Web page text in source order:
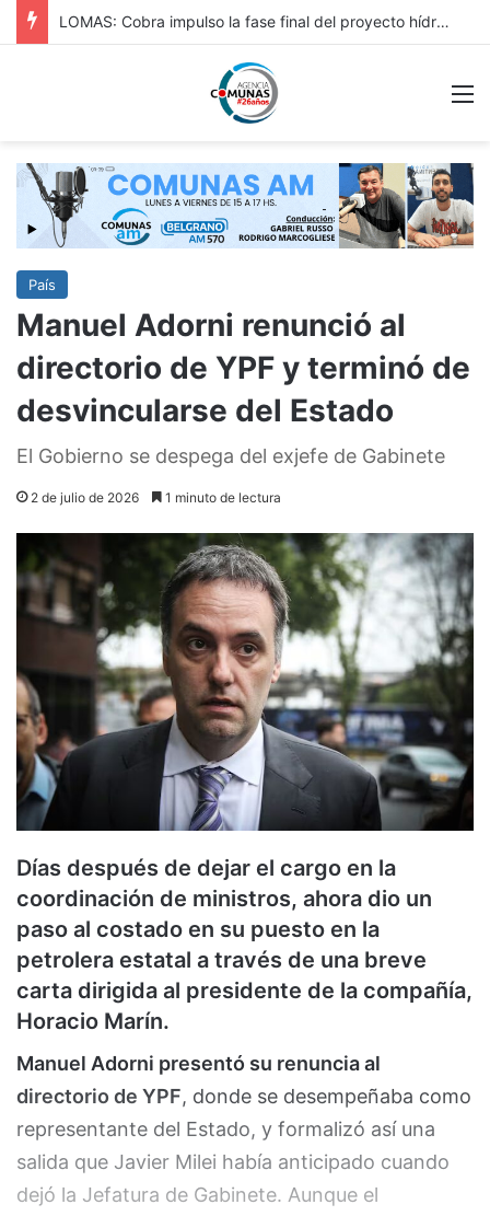
HURLINGAM: IMPORTANTE: REPAVIMENTACIÓN DE VERGARA Y OBRA HIDRÁULICA EN ORIGONE
País
Manuel Adorni renunció al
directorio de YPF y terminó de
desvincularse del Estado
El Gobierno se despega del exjefe de Gabinete
2 de julio de 2026 1 minuto de lectura
Días después de dejar el cargo en la
coordinación de ministros, ahora dio un
paso al costado en su puesto en la
petrolera estatal a través de una breve
carta dirigida al presidente de la compañía,
Horacio Marín.
Manuel Adorni presentó su renuncia al
directorio de YPF, donde se desempeñaba como
representante del Estado, y formalizó así una
salida que Javier Milei había anticipado cuando
dejó la Jefatura de Gabinete. Aunque el